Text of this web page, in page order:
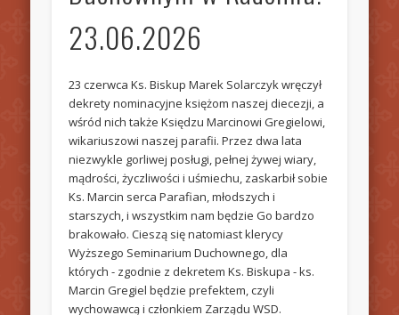
23.06.2026
23 czerwca Ks. Biskup Marek Solarczyk wręczył
dekrety nominacyjne księżom naszej diecezji, a
wśród nich także Księdzu Marcinowi Gregielowi,
wikariuszowi naszej parafii. Przez dwa lata
niezwykle gorliwej posługi, pełnej żywej wiary,
mądrości, życzliwości i uśmiechu, zaskarbił sobie
Ks. Marcin serca Parafian, młodszych i
starszych, i wszystkim nam będzie Go bardzo
brakowało. Cieszą się natomiast klerycy
Wyższego Seminarium Duchownego, dla
których - zgodnie z dekretem Ks. Biskupa - ks.
Marcin Gregiel będzie prefektem, czyli
wychowawcą i członkiem Zarządu WSD.